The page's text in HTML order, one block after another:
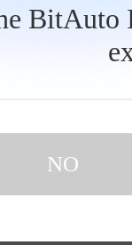
BitAuto
NO
P车
维持